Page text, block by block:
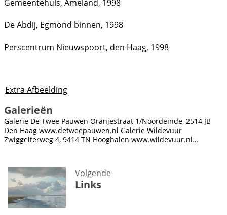
Gemeentehuis, Ameland, 1998
De Abdij, Egmond binnen, 1998
Perscentrum Nieuwspoort, den Haag, 1998
Extra Afbeelding
Galerieën
Galerie De Twee Pauwen Oranjestraat 1/Noordeinde, 2514 JB
Den Haag www.detweepauwen.nl Galerie Wildevuur
Zwiggelterweg 4, 9414 TN Hooghalen www.wildevuur.nl
Volgende
Links